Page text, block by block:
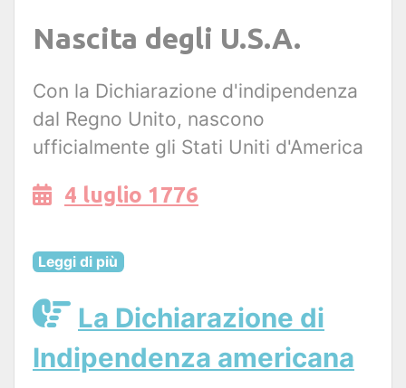
Nascita degli U.S.A.
Con la Dichiarazione d'indipendenza
dal Regno Unito, nascono
ufficialmente gli Stati Uniti d'America
4 luglio 1776
Leggi di più
La Dichiarazione di
Indipendenza americana